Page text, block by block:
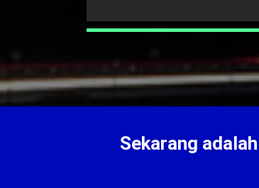
Sekarang